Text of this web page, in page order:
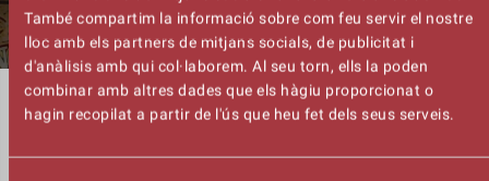
També compartim la informació sobre com feu servir el nostre
lloc amb els partners de mitjans socials, de publicitat i
d'anàlisis amb qui col·laborem. Al seu torn, ells la poden
combinar amb altres dades que els hàgiu proporcionat o
hagin recopilat a partir de l'ús que heu fet dels seus serveis.
DURADA
01:00h
Jordi Magdaleno